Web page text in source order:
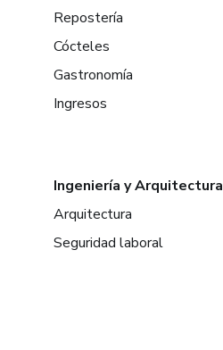
Repostería
Cócteles
Gastronomía
Ingresos
Ingeniería y Arquitectura
Arquitectura
Seguridad laboral